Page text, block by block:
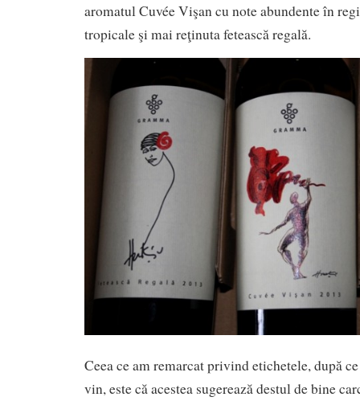
aromatul Cuvée Vişan cu note abundente în
tropicale şi mai reţinuta fetească regală.
Ceea ce am remarcat privind etichetele, după
vin, este că acestea sugerează destul de bine